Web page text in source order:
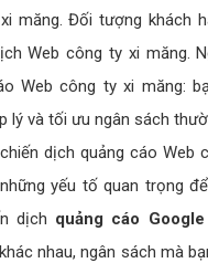
măng. Đối tượng khách
Web công ty xi măng.
Web công ty xi măng:
lý và tối ưu ngân sách
dịch quảng cáo Web
yếu tố quan trọng
dịch quảng cáo
nhau, ngân sách mà